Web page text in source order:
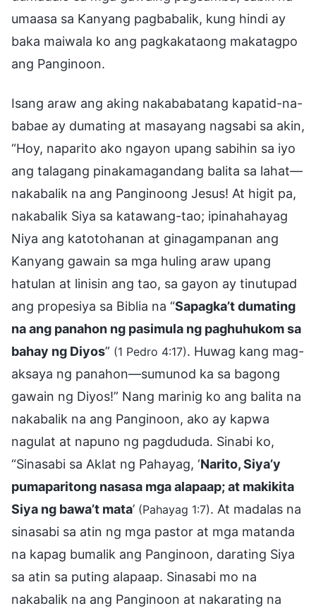
umaasa sa Kanyang pagbabalik, kung hindi ay
baka maiwala ko ang pagkakataong makatagpo
ang Panginoon.
Isang araw ang aking nakababatang kapatid-na-
babae ay dumating at masayang nagsabi sa akin,
“Hoy, naparito ako ngayon upang sabihin sa iyo
ang talagang pinakamagandang balita sa lahat—
nakabalik na ang Panginoong Jesus! At higit pa,
nakabalik Siya sa katawang-tao; ipinahahayag
Niya ang katotohanan at ginagampanan ang
Kanyang gawain sa mga huling araw upang
hatulan at linisin ang tao, sa gayon ay tinutupad
ang propesiya sa Biblia na “Sapagka’t dumating
na ang panahon ng pasimula ng paghuhukom sa
bahay ng Diyos” (1 Pedro 4:17). Huwag kang mag-
aksaya ng panahon—sumunod ka sa bagong
gawain ng Diyos!” Nang marinig ko ang balita na
nakabalik na ang Panginoon, ako ay kapwa
nagulat at napuno ng pagdududa. Sinabi ko,
“Sinasabi sa Aklat ng Pahayag, ‘Narito, Siya’y
pumaparitong nasasa mga alapaap; at makikita
Siya ng bawa’t mata’ (Pahayag 1:7). At madalas na
sinasabi sa atin ng mga pastor at mga matanda
na kapag bumalik ang Panginoon, darating Siya
sa atin sa puting alapaap. Sinasabi mo na
nakabalik na ang Panginoon at nakarating na